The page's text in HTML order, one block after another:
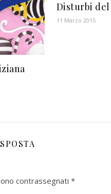
Disturbi del
11 Marzo 2015
contrassegnati *